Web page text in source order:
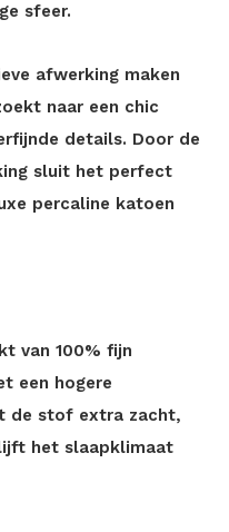
sfeer.
afwerking maken
naar een chic
details. Door de
sluit het perfect
percaline katoen
van 100% fijn
een hogere
de stof extra zacht,
het slaapklimaat